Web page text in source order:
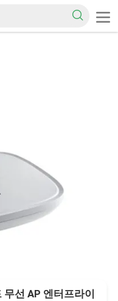
선 AP 엔터프라이